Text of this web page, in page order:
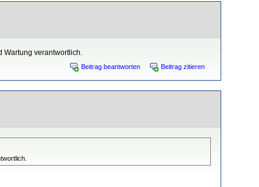
verantwortlich.
Beitrag beantworten Beitrag zitieren